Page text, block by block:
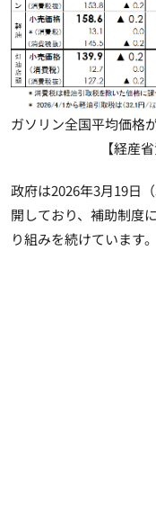
ガソリン全国平均価格
【経産
政府は2026年3月19日
開しており、補助制度
り組みを続けています。